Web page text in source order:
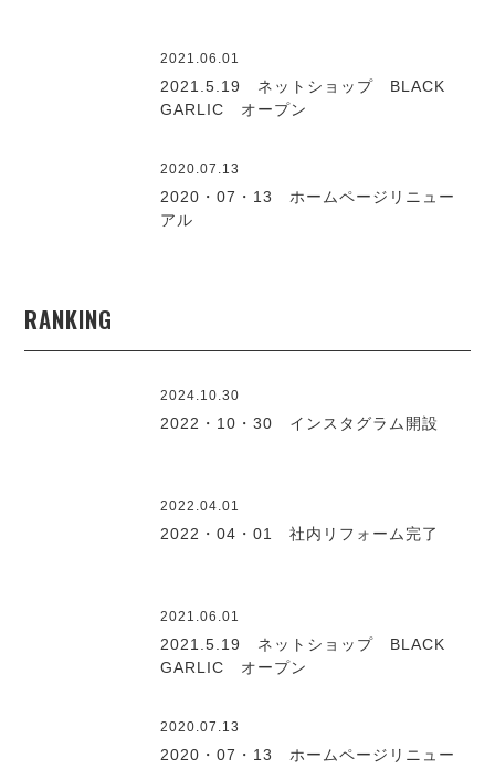
2021.06.01
2021.5.19 ネットショップ BLACK
GARLIC オープン
2020.07.13
2020・07・13 ホームページリニュー
アル
RANKING
2024.10.30
2022・10・30 インスタグラム開設
2022.04.01
2022・04・01 社内リフォーム完了
2021.06.01
2021.5.19 ネットショップ BLACK
GARLIC オープン
2020.07.13
2020・07・13 ホームページリニュー